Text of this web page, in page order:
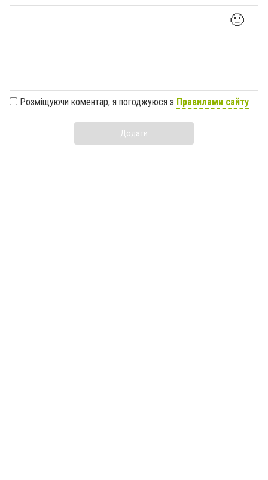
🙂
Розміщуючи коментар, я погоджуюся з Правилами сайту
Додати